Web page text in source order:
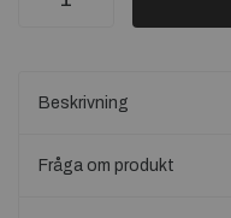
Beskrivning
Fråga om produkt